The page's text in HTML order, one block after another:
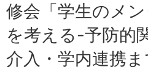
修会「学生のメ
を考える-予防的
介入・学内連携